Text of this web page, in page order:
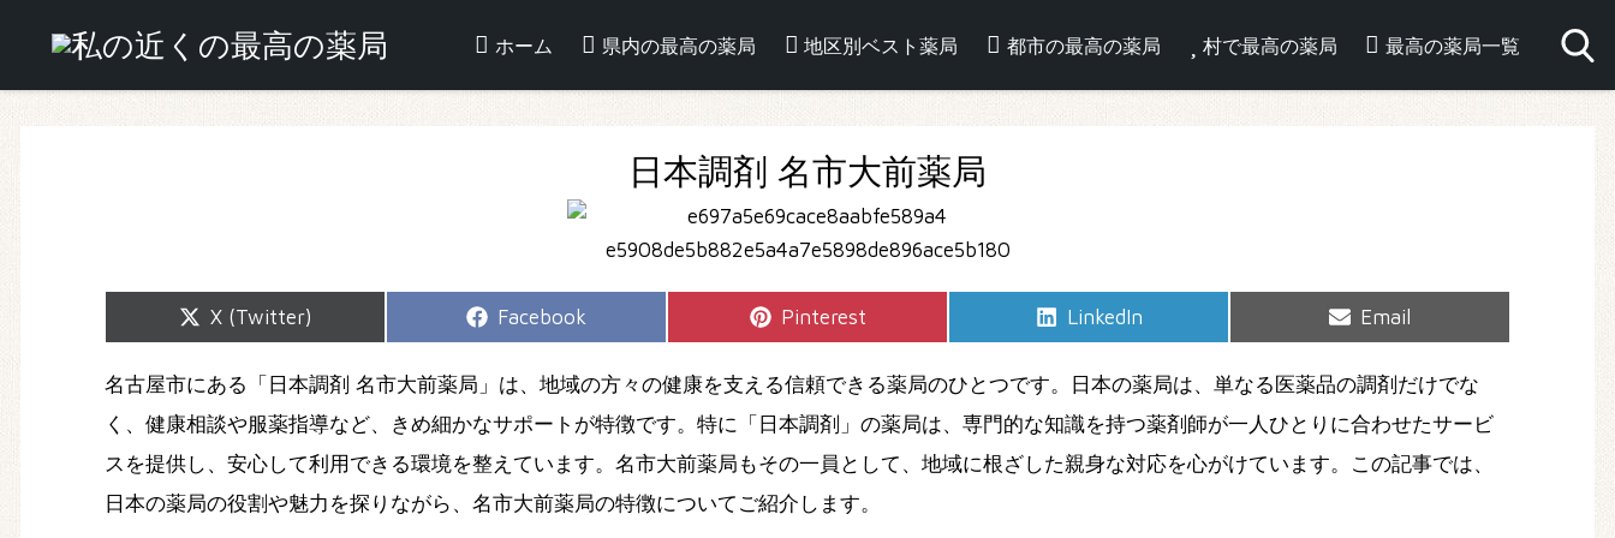
ホーム 県内の最高の薬局 地区別ベスト薬局 都市の最高の薬局 村で最高の薬局 最高の薬局一覧
日本調剤 名市大前薬局
Share
X (Twitter)
Share
Facebook
Share
Pinterest
Share
LinkedIn
Share
Email
名古屋市にある「日本調剤 名市大前薬局」は、地域の方々の健康を支える信頼できる薬局のひとつです。日本の薬局は、単なる医薬品の調剤だけでな
く、健康相談や服薬指導など、きめ細かなサポートが特徴です。特に「日本調剤」の薬局は、専門的な知識を持つ薬剤師が一人ひとりに合わせたサービ
スを提供し、安心して利用できる環境を整えています。名市大前薬局もその一員として、地域に根ざした親身な対応を心がけています。この記事では、
日本の薬局の役割や魅力を探りながら、名市大前薬局の特徴についてご紹介します。